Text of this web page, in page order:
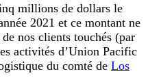
millions de dollars le
2021 et ce montant ne
nos clients touchés (par
activités d’Union Pacific
du comté de Los